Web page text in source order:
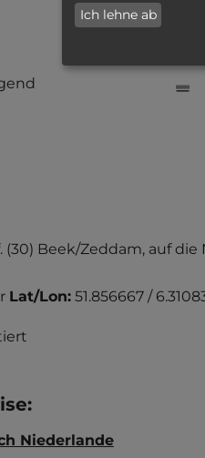
(30) Beek/Zeddam, auf
Lat/Lon: 51.856667 /
:
Niederlande
Ich lehne ab